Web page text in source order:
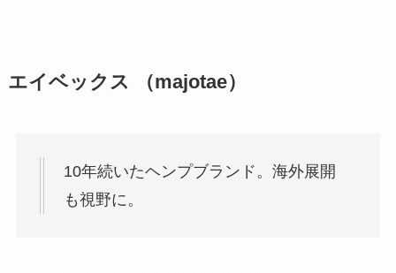
エイベックス （majotae）
10年続いたヘンプブランド。海外展開
も視野に。